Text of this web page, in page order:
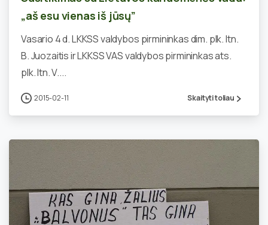
„aš esu vienas iš jūsų”
Vasario 4 d. LKKSS valdybos pirmininkas dim. plk. ltn.
B. Juozaitis ir LKKSS VAS valdybos pirmininkas ats.
plk. ltn. V....
2015-02-11 Skaityti toliau